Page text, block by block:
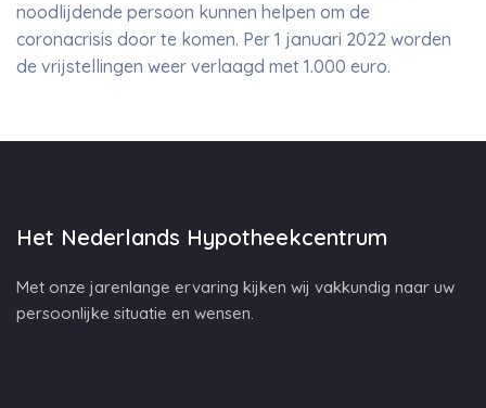
noodlijdende persoon kunnen helpen om de
coronacrisis door te komen. Per 1 januari 2022 worden
de vrijstellingen weer verlaagd met 1.000 euro.
Het Nederlands Hypotheekcentrum
Met onze jarenlange ervaring kijken wij vakkundig naar uw
persoonlijke situatie en wensen.